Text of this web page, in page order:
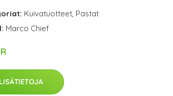
Kuivatuotteet, Pastat
Marco Chief
LISÄTIETOJA